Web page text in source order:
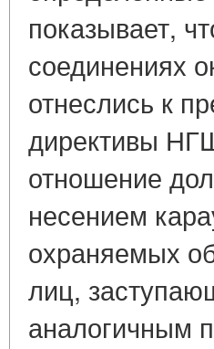
показывает,
соединениях
отнеслись к
директивы
отношение
несением
охраняемых
лиц,
аналогичным